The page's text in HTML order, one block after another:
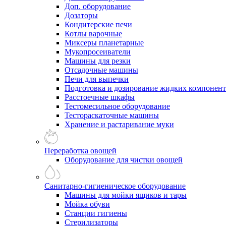
Доп. оборудование
Дозаторы
Кондитерские печи
Котлы варочные
Миксеры планетарные
Мукопросеиватели
Машины для резки
Отсадочные машины
Печи для выпечки
Подготовка и дозирование жидких
Расстоечные шкафы
Тестомесильное оборудование
Тестораскаточные машины
Хранение и растаривание муки
Переработка овощей
Оборудование для чистки овощей
Санитарно-гигиеническое оборудование
Машины для мойки ящиков и тары
Мойка обуви
Станции гигиены
Стерилизаторы